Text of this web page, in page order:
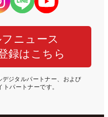
ニュース
録はこちら
ジタルパートナー、および
トパートナーです。